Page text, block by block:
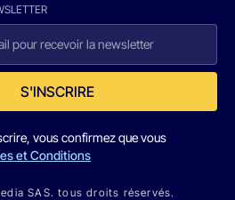
S'INSCRIRE
vous confirmez que vous
et Conditions
SAS. tous droits réservés.